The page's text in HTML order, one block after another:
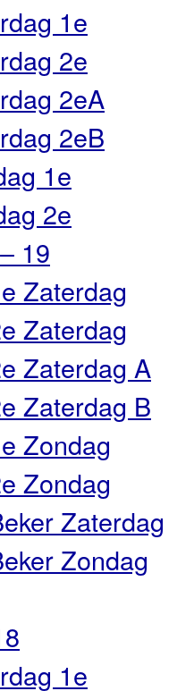
1e
2e
2eA
2eB
1e
2e
19
Zaterdag
Zaterdag
Zaterdag A
Zaterdag B
Zondag
Zondag
Zaterdag
Zondag
1e